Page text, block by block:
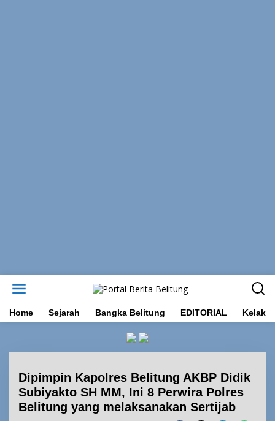
t
Home Sejarah Bangka Belitung EDITORIAL Kelakar
Dipimpin Kapolres Belitung AKBP Didik
Subiyakto SH MM, Ini 8 Perwira Polres
Belitung yang melaksanakan Sertijab